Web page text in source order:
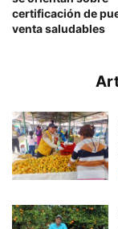
certificación de
venta saludables